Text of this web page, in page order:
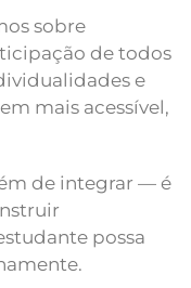
sobre
de todos
e
mais acessível,
de integrar — é
possa